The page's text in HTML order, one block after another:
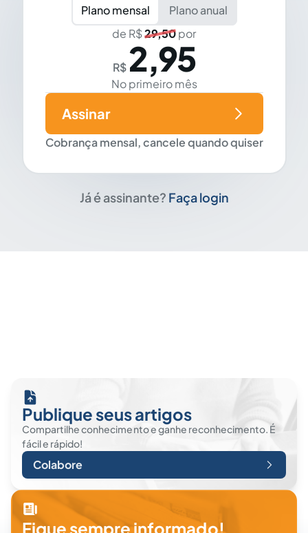
Plano mensal
Plano anual
de R$29,50por
R$ 2,95
No primeiro mês
Cobrança mensal, cancele quando quiser
Assinar
Já é assinante? Faça login
Publique seus artigos
Compartilhe conhecimento e ganhe reconhecimento. É
fácil e rápido!
Colabore
Fique sempre informado!